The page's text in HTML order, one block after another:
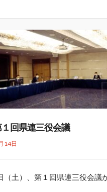
１回県連三役会議
14日
土）、第１回県連三役会議